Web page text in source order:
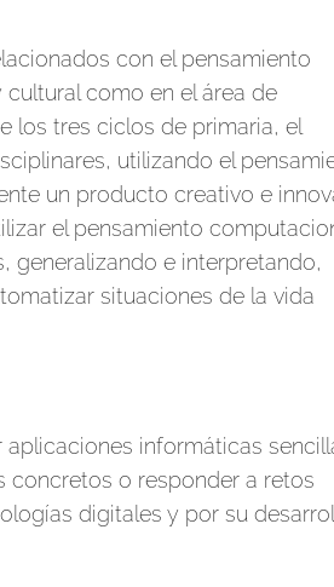
con el pensamiento
como en el área de
los tres ciclos de primaria, el
utilizando el
un producto creativo e
el pensamiento
generalizando e interpretando,
situaciones de la vida
informáticas
concretos o responder a retos
digitales y por su